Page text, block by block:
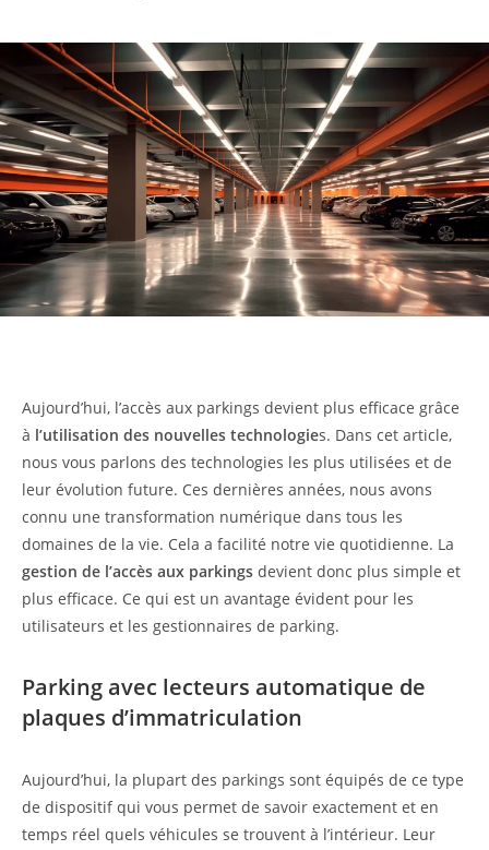
Aujourd’hui, l’accès aux parkings devient plus efficace grâce
à l’utilisation des nouvelles technologies. Dans cet article,
nous vous parlons des technologies les plus utilisées et de
leur évolution future. Ces dernières années, nous avons
connu une transformation numérique dans tous les
domaines de la vie. Cela a facilité notre vie quotidienne. La
gestion de l’accès aux parkings devient donc plus simple et
plus efficace. Ce qui est un avantage évident pour les
utilisateurs et les gestionnaires de parking.
Parking avec lecteurs automatique de
plaques d’immatriculation
Aujourd’hui, la plupart des parkings sont équipés de ce type
de dispositif qui vous permet de savoir exactement et en
temps réel quels véhicules se trouvent à l’intérieur. Leur